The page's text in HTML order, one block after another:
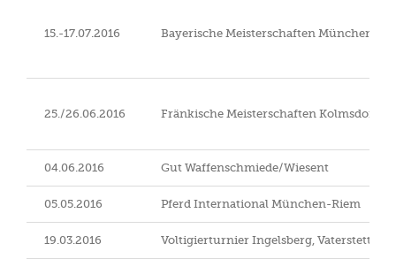
15.-17.07.2016 Bayerische Meisterschaften München-
25./26.06.2016 Fränkische Meisterschaften Kolmsdorf/
04.06.2016 Gut Waffenschmiede/Wiesent
05.05.2016 Pferd International München-Riem
19.03.2016 Voltigierturnier Ingelsberg, Vaterstetten